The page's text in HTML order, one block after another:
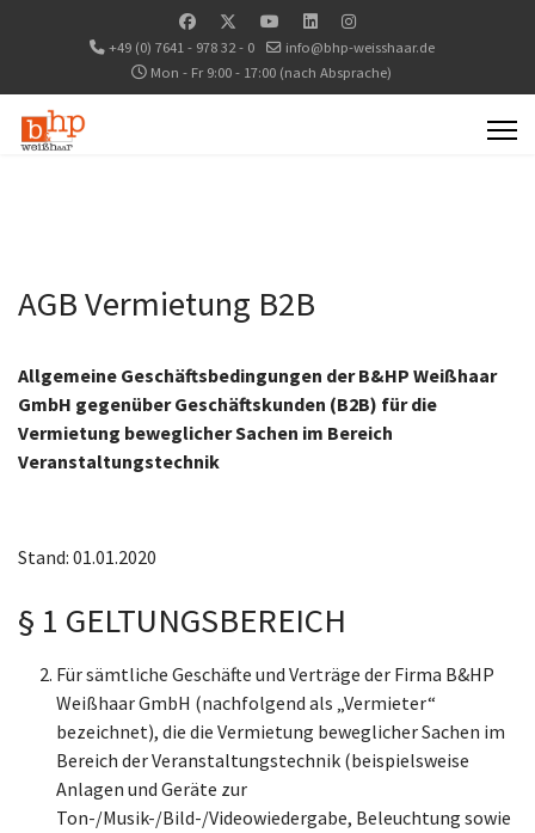
+49 (0) 7641 - 978 32 - 0
info@bhp-weisshaar.de
Mon - Fr 9:00 - 17:00 (nach Absprache)
AGB Vermietung B2B
Allgemeine Geschäftsbedingungen der B&HP Weißhaar
GmbH gegenüber Geschäftskunden (B2B) für die
Vermietung beweglicher Sachen im Bereich
Veranstaltungstechnik
Stand: 01.01.2020
§ 1 GELTUNGSBEREICH
Für sämtliche Geschäfte und Verträge der Firma B&HP
Weißhaar GmbH (nachfolgend als „Vermieter“
bezeichnet), die die Vermietung beweglicher Sachen im
Bereich der Veranstaltungstechnik (beispielsweise
Anlagen und Geräte zur
Ton-/Musik-/Bild-/Videowiedergabe, Beleuchtung sowie